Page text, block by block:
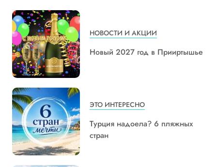
НОВОСТИ И АКЦИИ
Новый 2027 год в Прииртышье
ЭТО ИНТЕРЕСНО
Турция надоела? 6 пляжных
стран